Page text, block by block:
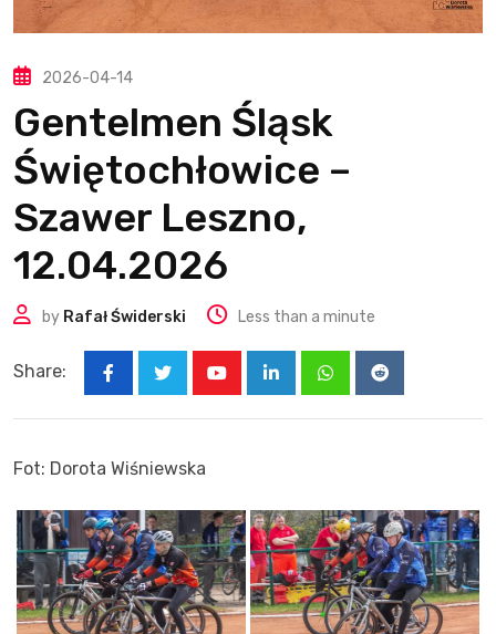
2026-04-14
Gentelmen Śląsk
Świętochłowice –
Szawer Leszno,
12.04.2026
by Rafał Świderski Less than a minute
Share:
LinkedInWhatsappReddit
Fot: Dorota Wiśniewska